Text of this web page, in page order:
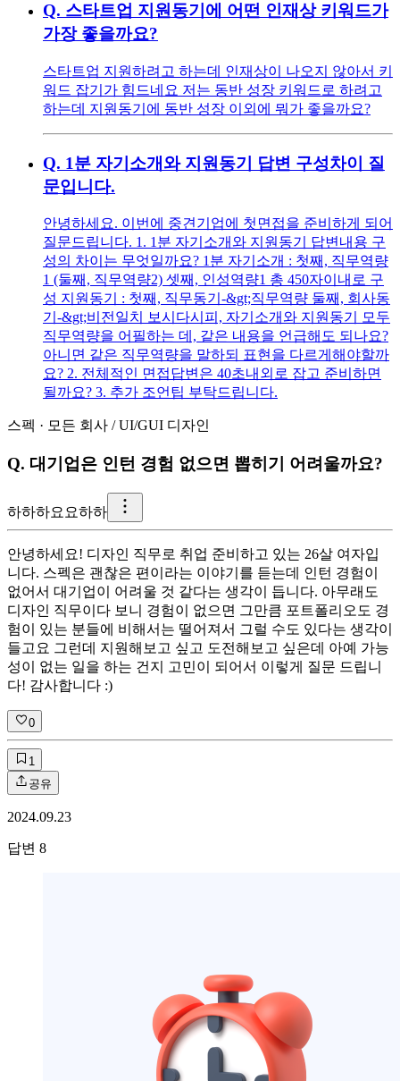
Q. 스타트업 지원동기에 어떤 인재상 키워드가
가장 좋을까요?
스타트업 지원하려고 하는데 인재상이 나오지 않아서 키
워드 잡기가 힘드네요 저는 동반 성장 키워드로 하려고
하는데 지원동기에 동반 성장 이외에 뭐가 좋을까요?
Q. 1분 자기소개와 지원동기 답변 구성차이 질
문입니다.
안녕하세요. 이번에 중견기업에 첫면접을 준비하게 되어
질문드립니다. 1. 1분 자기소개와 지원동기 답변내용 구
성의 차이는 무엇일까요? 1분 자기소개 : 첫째, 직무역량
1 (둘째, 직무역량2) 셋째, 인성역량1 총 450자이내로 구
성 지원동기 : 첫째, 직무동기-&gt;직무역량 둘째, 회사동
기-&gt;비전일치 보시다시피, 자기소개와 지원동기 모두
직무역량을 어필하는 데, 같은 내용을 언급해도 되나요?
아니면 같은 직무역량을 말하되 표현을 다르게해야할까
요? 2. 전체적인 면접답변은 40초내외로 잡고 준비하면
될까요? 3. 추가 조언팁 부탁드립니다.
스펙 · 모든 회사 /UI/GUI 디자인
Q. 대기업은 인턴 경험 없으면 뽑히기 어려울까요?
하하하요요하하
안녕하세요! 디자인 직무로 취업 준비하고 있는 26살 여자입
니다. 스펙은 괜찮은 편이라는 이야기를 듣는데 인턴 경험이
없어서 대기업이 어려울 것 같다는 생각이 듭니다. 아무래도
디자인 직무이다 보니 경험이 없으면 그만큼 포트폴리오도 경
험이 있는 분들에 비해서는 떨어져서 그럴 수도 있다는 생각이
들고요 그런데 지원해보고 싶고 도전해보고 싶은데 아예 가능
성이 없는 일을 하는 건지 고민이 되어서 이렇게 질문 드립니
다! 감사합니다 :)
0
1
공유
2024.09.23
답변 8